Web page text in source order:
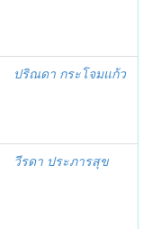
ปริณดา กระโจมแก้ว
วีรดา ประภารสุข